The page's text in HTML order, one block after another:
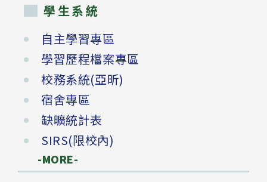
學生系統
自主學習專區
學習歷程檔案專區
校務系統(亞昕)
宿舍專區
缺曠統計表
SIRS(限校內)
-MORE-